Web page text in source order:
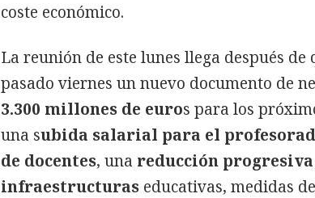
coste económico.
La reunión de este lunes llega después
pasado viernes un nuevo documento de
3.300 millones de euros para los
una subida salarial para el
de docentes, una reducción
infraestructuras educativas, medidas de